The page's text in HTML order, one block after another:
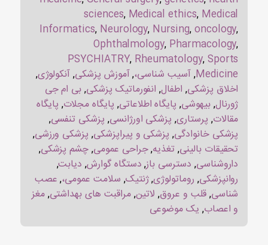
sciences, Medical ethics, Medical
Informatics, Neurology, Nursing,oncology,
Ophthalmology, Pharmacology,
PSYCHIATRY, Rheumatology,Sports
Medicine
,آسیب شناسی،,آموزش پزشکی,آنکولوژی,
اخلاق پزشکی, اطفال, انفورماتیک پزشکی,بی ام جی
ژورنال,بیهوشی, پایگاه اطلاعاتی, پایگاه مجلات, پایگاه
مقالات, پرستاری, پزشکی اورژانسی, پزشکی تنفسی,
پزشکی خانوادگی, پزشکی و پیراپزشکی, پزشکی ورزشی,
تحقیقات بالینی,تغذیه,جراحی عمومی,چشم پزشکی,
داروشناسی, دسترسی باز,دستگاه گوارش, دیابت,
روانپزشکی, روماتولوژی,ژنتیک, سلامت عمومی،,عصب
شناسی,قلب و عروق, لاتین,مراقبت های بهداشتی,مغز
و اعصاب, یک موضوعی